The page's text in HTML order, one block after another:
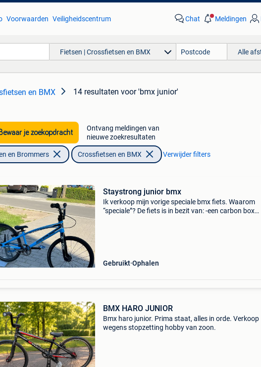
Voorwaarden Veiligheidscentrum Chat Meldingen
Fietsen | Crossfietsen en BMX Alle
en BMX 14 resultaten voor 'bmx junior'
Bewaar je zoekopdracht
Ontvang meldingen van
nieuwe zoekresultaten
en Brommers Crossfietsen en BMX Verwijder filters
Staystrong junior bmx
Ik verkoop mijn vorige speciale bmx fiets. Waarom
“speciale”? De fiets is in bezit van: -een carbon box
Gebruikt Ophalen
BMX HARO JUNIOR
Bmx haro junior. Prima staat, alles in orde. Verkoop
wegens stopzetting hobby van zoon.